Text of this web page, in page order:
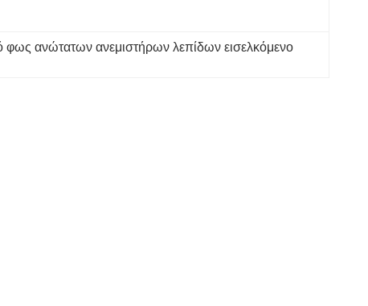
φως ανώτατων ανεμιστήρων λεπίδων εισελκόμενο